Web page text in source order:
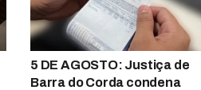
5 DE AGOSTO: Justiça de
Barra do Corda condena